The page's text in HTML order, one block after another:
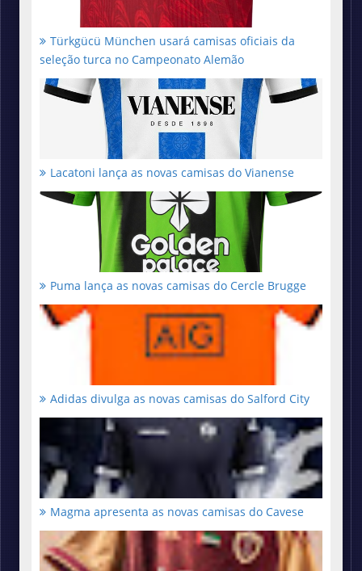
Türkgücü München usará camisas oficiais da
seleção turca no Campeonato Alemão
Lacatoni lança as novas camisas do Vianense
Puma lança as novas camisas do Cercle Brugge
Adidas divulga as novas camisas do Salford City
Magma apresenta as novas camisas do Cavese